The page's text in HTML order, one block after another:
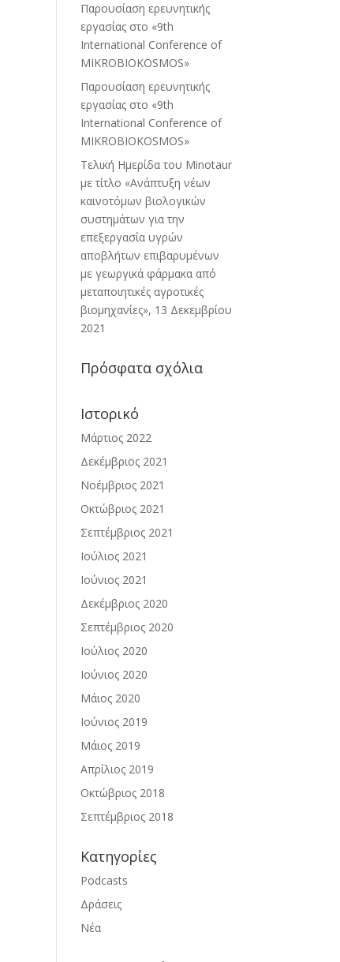
Παρουσίαση ερευνητικής
εργασίας στo «9th
International Conference of
MIKROBIOKOSMOS»
Παρουσίαση ερευνητικής
εργασίας στo «9th
International Conference of
MIKROBIOKOSMOS»
Τελική Ημερίδα του Minotaur
με τίτλο «Ανάπτυξη νέων
καινοτόμων βιολογικών
συστημάτων για την
επεξεργασία υγρών
αποβλήτων επιβαρυμένων
με γεωργικά φάρμακα από
μεταποιητικές αγροτικές
βιομηχανίες», 13 Δεκεμβρίου
2021
Πρόσφατα σχόλια
Ιστορικό
Μάρτιος 2022
Δεκέμβριος 2021
Νοέμβριος 2021
Οκτώβριος 2021
Σεπτέμβριος 2021
Ιούλιος 2021
Ιούνιος 2021
Δεκέμβριος 2020
Σεπτέμβριος 2020
Ιούλιος 2020
Ιούνιος 2020
Μάιος 2020
Ιούνιος 2019
Μάιος 2019
Απρίλιος 2019
Οκτώβριος 2018
Σεπτέμβριος 2018
Kατηγορίες
Podcasts
Δράσεις
Νέα